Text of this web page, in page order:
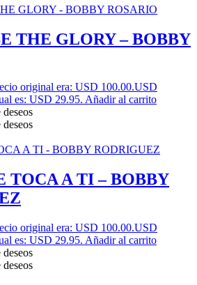
THE GLORY – BOBBY
original era: USD 100.00.USD
es: USD 29.95. Añadir al carrito
TOCA A TI – BOBBY
original era: USD 100.00.USD
es: USD 29.95. Añadir al carrito